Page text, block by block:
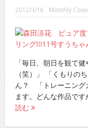
CINEMA×STYLE
CINEMA×STYLE
CINEMA×STYLE
CINEMA×STYLE
2012/3/16 Monthly
「毎日、朝日を観て
（笑）」 「くもりの
ん？ 「トレーニング
ます。どんな作品で
読む